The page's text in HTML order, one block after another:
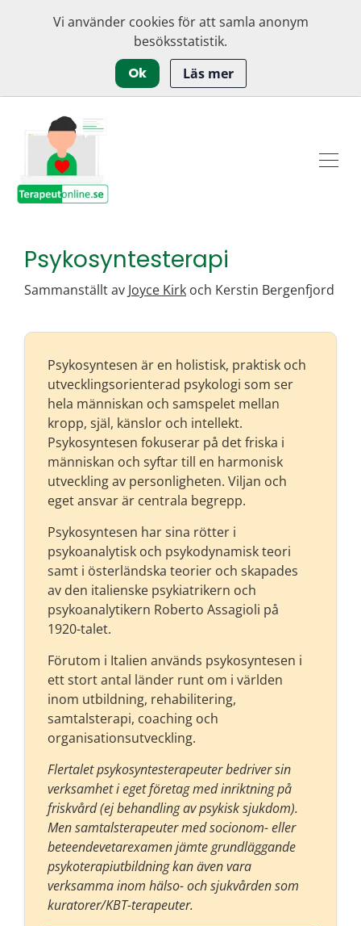
Vi använder cookies för att samla anonym
besöksstatistik.
Ok Läs mer
Psykosyntesterapi
Sammanställt av Joyce Kirk och Kerstin Bergenfjord
Psykosyntesen är en holistisk, praktisk och
utvecklingsorienterad psykologi som ser
hela människan och samspelet mellan
kropp, själ, känslor och intellekt.
Psykosyntesen fokuserar på det friska i
människan och syftar till en harmonisk
utveckling av personligheten. Viljan och
eget ansvar är centrala begrepp.
Psykosyntesen har sina rötter i
psykoanalytisk och psykodynamisk teori
samt i österländska teorier och skapades
av den italienske psykiatrikern och
psykoanalytikern Roberto Assagioli på
1920-talet.
Förutom i Italien används psykosyntesen i
ett stort antal länder runt om i världen
inom utbildning, rehabilitering,
samtalsterapi, coaching och
organisationsutveckling.
Flertalet psykosyntesterapeuter bedriver sin
verksamhet i eget företag med inriktning på
friskvård (ej behandling av psykisk sjukdom).
Men samtalsterapeuter med socionom- eller
beteendevetarexamen jämte grundläggande
psykoterapiutbildning kan även vara
verksamma inom hälso- och sjukvården som
kuratorer/KBT-terapeuter.